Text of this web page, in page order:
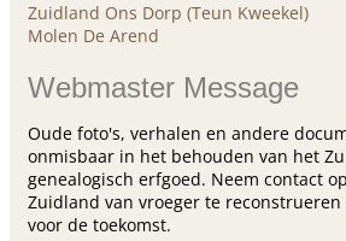
Zuidland Ons Dorp (Teun Kweekel)
Molen De Arend
Webmaster Message
Oude foto's, verhalen en andere
onmisbaar in het behouden van het
genealogisch erfgoed. Neem contact
Zuidland van vroeger te
voor de toekomst.